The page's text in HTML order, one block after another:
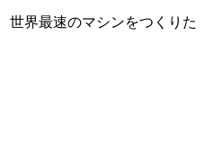
世界最速のマシンをつくりた